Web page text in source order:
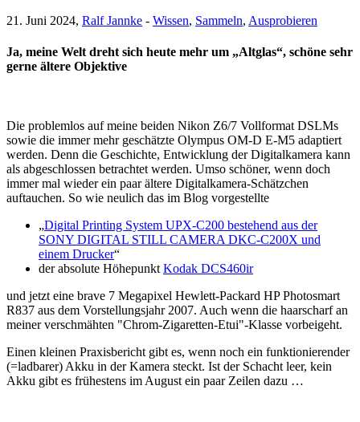
21. Juni 2024, Ralf Jannke - Wissen, Sammeln, Ausprobieren
Ja, meine Welt dreht sich heute mehr um „Altglas“, schöne sehr
gerne ältere Objektive
Die problemlos auf meine beiden Nikon Z6/7 Vollformat DSLMs
sowie die immer mehr geschätzte Olympus OM-D E-M5 adaptiert
werden. Denn die Geschichte, Entwicklung der Digitalkamera kann
als abgeschlossen betrachtet werden. Umso schöner, wenn doch
immer mal wieder ein paar ältere Digitalkamera-Schätzchen
auftauchen. So wie neulich das im Blog vorgestellte
„Digital Printing System UPX-C200 bestehend aus der
SONY DIGITAL STILL CAMERA DKC-C200X und
einem Drucker“
der absolute Höhepunkt Kodak DCS460ir
und jetzt eine brave 7 Megapixel Hewlett-Packard HP Photosmart
R837 aus dem Vorstellungsjahr 2007. Auch wenn die haarscharf an
meiner verschmähten "Chrom-Zigaretten-Etui"-Klasse vorbeigeht.
Einen kleinen Praxisbericht gibt es, wenn noch ein funktionierender
(=ladbarer) Akku in der Kamera steckt. Ist der Schacht leer, kein
Akku gibt es frühestens im August ein paar Zeilen dazu …